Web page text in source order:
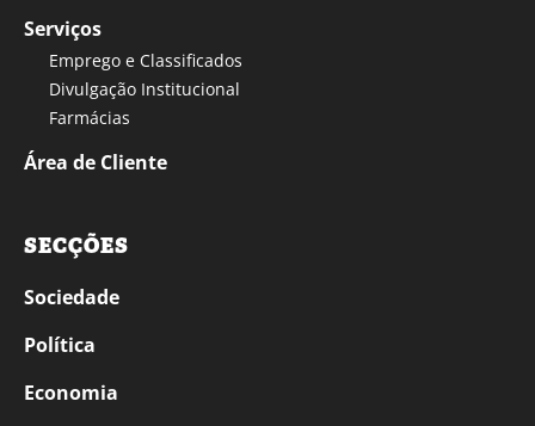
Serviços
Emprego e Classificados
Divulgação Institucional
Farmácias
Área de Cliente
SECÇÕES
Sociedade
Política
Economia